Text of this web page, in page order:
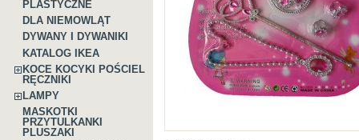
PLASTYCZNE
DLA NIEMOWLĄT
DYWANY I DYWANIKI
KATALOG IKEA
KOCE KOCYKI POŚCIEL
RĘCZNIKI
LAMPY
MASKOTKI
PRZYTULKANKI
PLUSZAKI